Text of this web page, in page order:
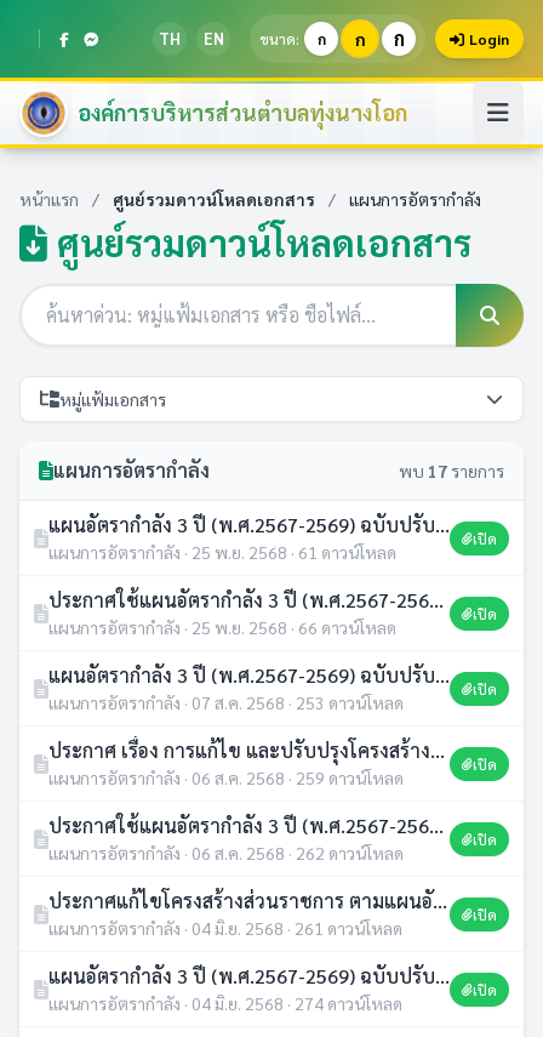
TH EN ขนาด: ก ก ก Login
องค์การบริหารส่วนตำบลทุ่งนางโอก
หน้าแรก / ศูนย์รวมดาวน์โหลดเอกสาร / แผนการอัตรากำลัง
ศูนย์รวมดาวน์โหลดเอกสาร
หมู่แฟ้มเอกสาร
แผนการอัตรากำลัง พบ 17 รายการ
แผนอัตรากำลัง 3 ปี (พ.ศ.2567-2569) ฉบับปรับปรุง ครั้งที่ 6/2568
แผนการอัตรากำลัง · 25 พ.ย. 2568 · 61 ดาวน์โหลด
เปิด
ประกาศใช้แผนอัตรากำลัง 3 ปี (พ.ศ.2567-2569) ฉบับปรับปรุง ครั้งที่ 6/2568
แผนการอัตรากำลัง · 25 พ.ย. 2568 · 66 ดาวน์โหลด
เปิด
แผนอัตรากำลัง 3 ปี (พ.ศ.2567-2569) ฉบับปรับปรุง ครั้งที่ 5/2568
แผนการอัตรากำลัง · 07 ส.ค. 2568 · 253 ดาวน์โหลด
เปิด
ประกาศ เรื่อง การแก้ไข และปรับปรุงโครงสร้างส่วนราชการภายในองค์การบริหารส่วนตำบลทุ่งนางโอก ในแผนอัตรากำลัง 3 ปี (ประจำปีงบประมาณ พ.ศ. 2567 – 2569)ฉบับปรับปรุง ครั้งที่ 5/2568
แผนการอัตรากำลัง · 06 ส.ค. 2568 · 259 ดาวน์โหลด
เปิด
ประกาศใช้แผนอัตรากำลัง 3 ปี (พ.ศ.2567-2569) ฉบับปรับปรุง ครั้งที่ 5/2568
แผนการอัตรากำลัง · 06 ส.ค. 2568 · 262 ดาวน์โหลด
เปิด
ประกาศแก้ไขโครงสร้างส่วนราชการ ตามแผนอัตรากำลัง 3 ปี (พ.ศ.2567-2569)
แผนการอัตรากำลัง · 04 มิ.ย. 2568 · 261 ดาวน์โหลด
เปิด
แผนอัตรากำลัง 3 ปี (พ.ศ.2567-2569) ฉบับปรับปรุง ครั้งที่ 4/2568
แผนการอัตรากำลัง · 04 มิ.ย. 2568 · 274 ดาวน์โหลด
เปิด